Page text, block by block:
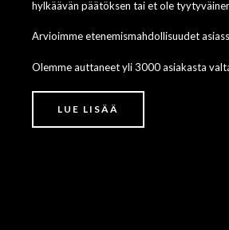
hylkäävän päätöksen tai et ole
Arvioimme etenemismahdollisuudet
Olemme auttaneet yli 3000 asiakasta
LUE LISÄÄ